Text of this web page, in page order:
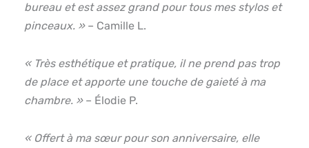
bureau et est assez grand pour tous mes stylos et
pinceaux. »– Camille L.
« Très esthétique et pratique, il ne prend pas trop
de place et apporte une touche de gaieté à ma
chambre. »– Élodie P.
« Offert à ma sœur pour son anniversaire, elle